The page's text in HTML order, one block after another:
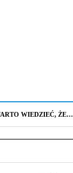
WIEDZIEĆ, ŻE…